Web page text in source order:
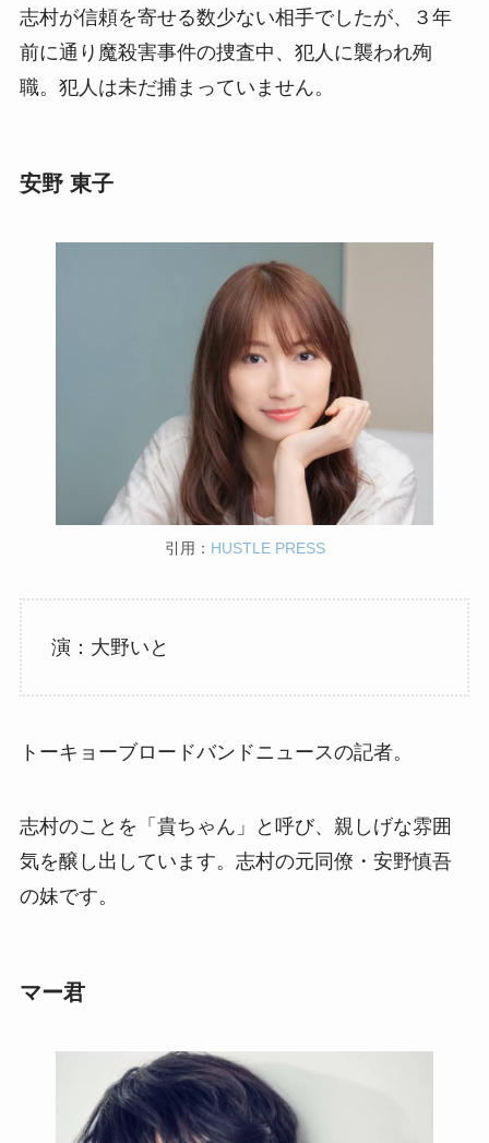
志村が信頼を寄せる数少ない相手でしたが、３年
前に通り魔殺害事件の捜査中、犯人に襲われ殉
職。犯人は未だ捕まっていません。
安野 東子
引用： HUSTLE PRESS
演：大野いと
トーキョーブロードバンドニュースの記者。
志村のことを「貴ちゃん」と呼び、親しげな雰囲
気を醸し出しています。志村の元同僚・安野慎吾
の妹です。
マー君